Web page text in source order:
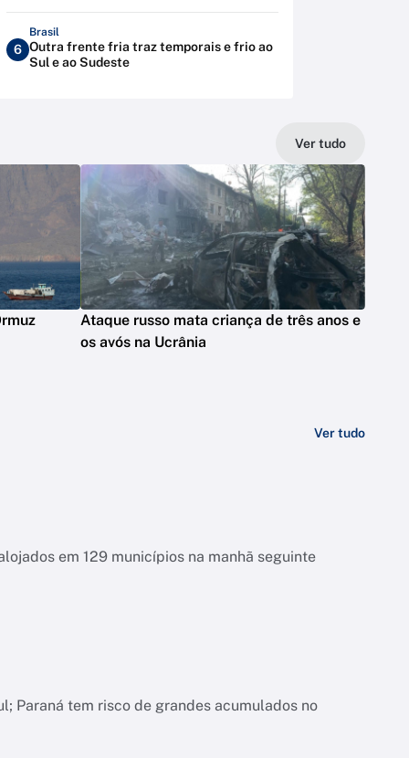
6
Brasil
Outra frente fria traz temporais e frio ao
Sul e ao Sudeste
Ver tudo
Ataque russo mata criança de três anos e
os avós na Ucrânia
Ver tudo
em 129 municípios na manhã seguinte
Paraná tem risco de grandes acumulados no